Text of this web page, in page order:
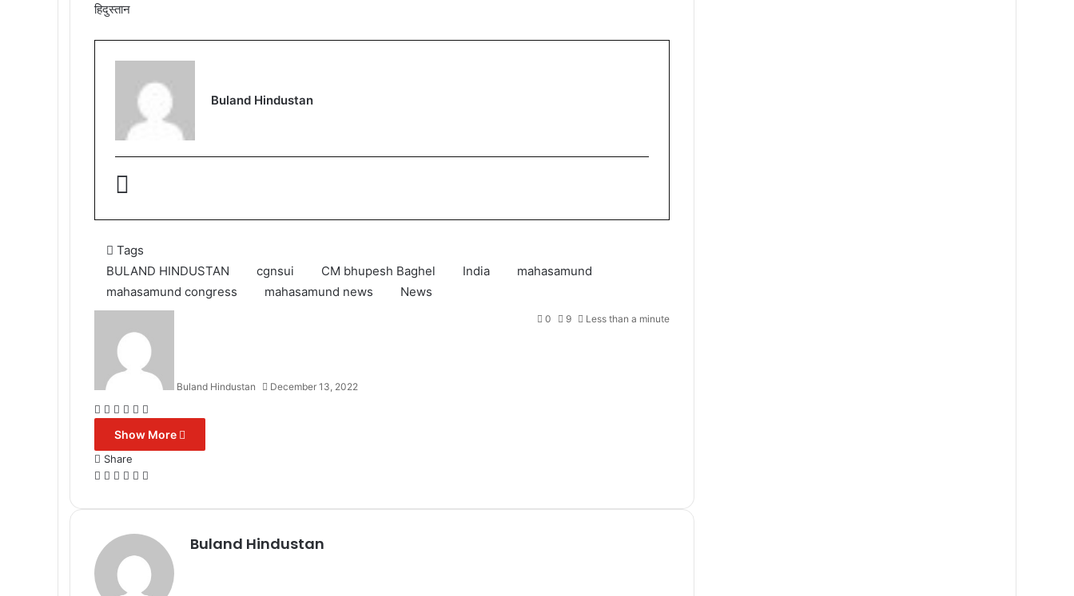
हिदुस्तान
Buland Hindustan
Tags
BULAND HINDUSTAN
cgnsui CM bhupesh Baghel India
mahasamund
mahasamund congress
mahasamund news News
Buland Hindustan December 13, 2022
0 9 Less than a minute
Facebook
X Messenger
Messenger
WhatsApp
Show More
Share
Facebook
X Messenger
Messenger
WhatsApp
Buland Hindustan